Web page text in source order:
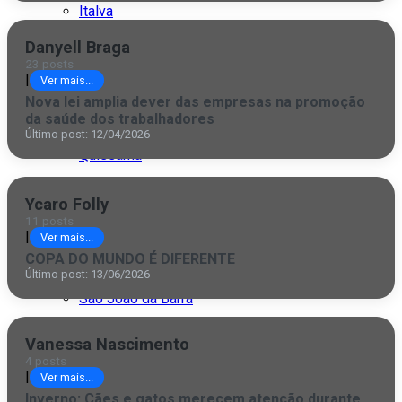
Italva
Itaocara
Itaperuna
Macaé
São Fidélis
São Francisco
São João da Barra
São Paulo
Danyell Braga
23 posts
| Ver mais...
Nova lei amplia dever das empresas na promoção
da saúde dos trabalhadores
Último post: 12/04/2026
Ycaro Folly
11 posts
| Ver mais...
COPA DO MUNDO É DIFERENTE
Último post: 13/06/2026
Vanessa Nascimento
4 posts
| Ver mais...
Inverno: Cães e gatos merecem atenção durante